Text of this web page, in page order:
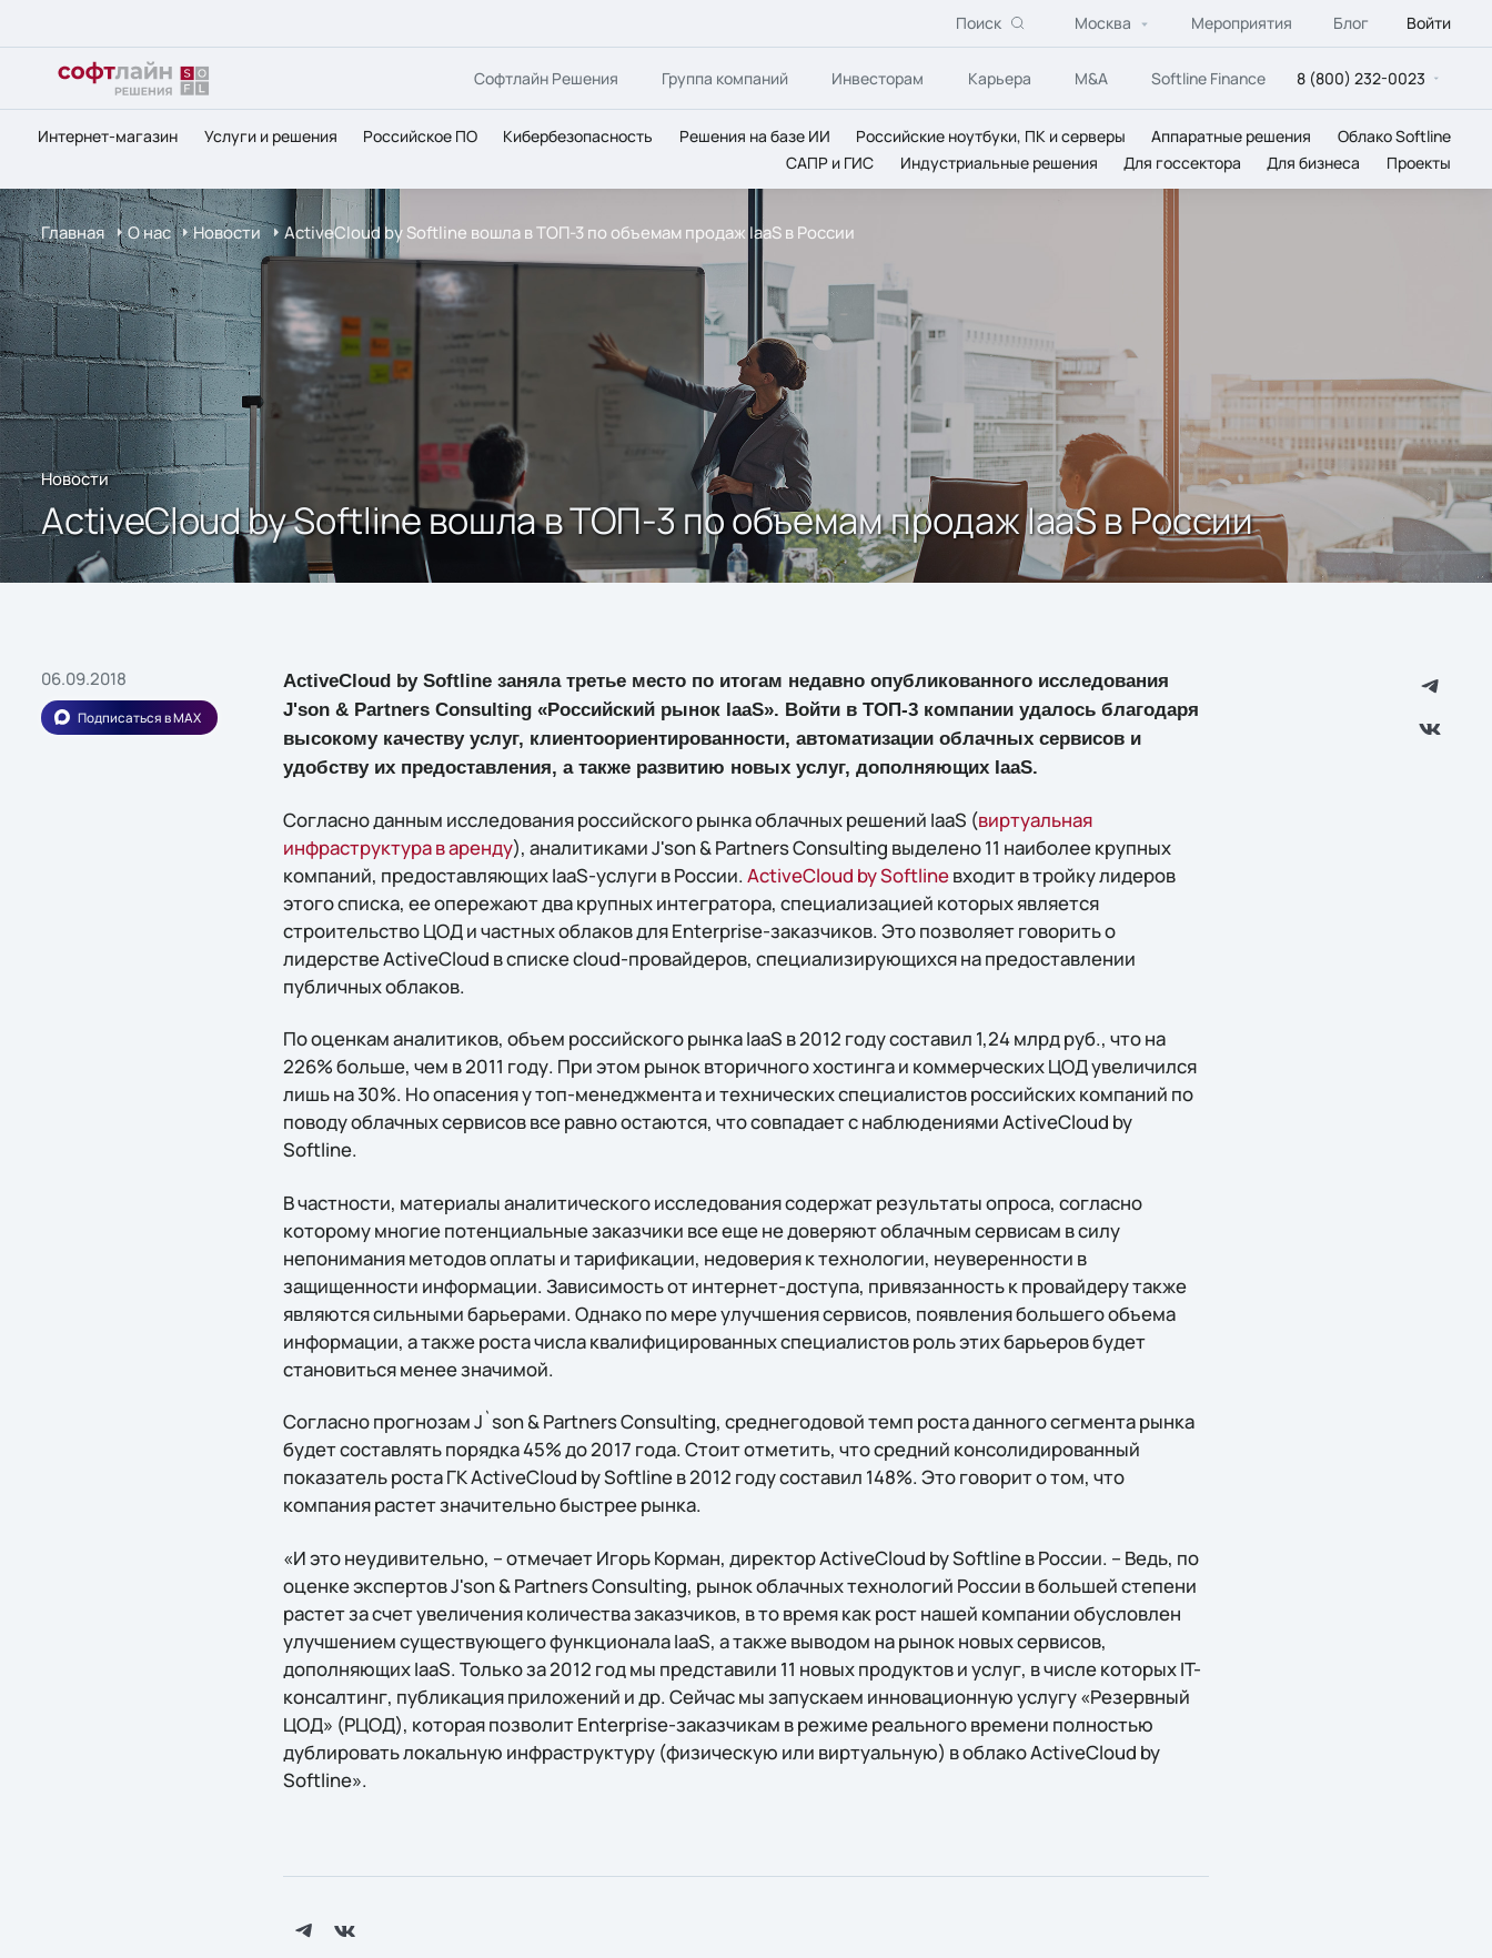
Поиск Москва Мероприятия Блог Войти
Софтлайн Решения Группа компаний Инвесторам Карьера M&A Softline Finance 8 (800) 232-0023
Интернет-магазин Услуги и решения Российское ПО Кибербезопасность Решения на базе ИИ Российские ноутбуки, ПК и серверы Аппаратные решения
Облако Softline
САПР и ГИС
Индустриальные решения Для госсектора Для бизнеса Проекты
Главная О нас Новости ActiveCloud by Softline вошла в ТОП-3 по объемам продаж IaaS в России
Новости
ActiveCloud by Softline вошла в ТОП-3 по объемам продаж IaaS в России
06.09.2018
Подписаться в MAX
ActiveCloud by Softline заняла третье место по итогам недавно опубликованного исследования
J'son & Partners Consulting «Российский рынок IaaS». Войти в ТОП-3 компании удалось благодаря
высокому качеству услуг, клиентоориентированности, автоматизации облачных сервисов и
удобству их предоставления, а также развитию новых услуг, дополняющих IaaS.
Согласно данным исследования российского рынка облачных решений IaaS (виртуальная
инфраструктура в аренду), аналитиками J'son & Partners Consulting выделено 11 наиболее крупных
компаний, предоставляющих IaaS-услуги в России. ActiveCloud by Softlineвходит в тройку лидеров
этого списка, ее опережают два крупных интегратора, специализацией которых является
строительство ЦОД и частных облаков для Enterprise-заказчиков. Это позволяет говорить о
лидерстве ActiveCloud в списке cloud-провайдеров, специализирующихся на предоставлении
публичных облаков.
По оценкам аналитиков, объем российского рынка IaaS в 2012 году составил 1,24 млрд руб., что на
226% больше, чем в 2011 году. При этом рынок вторичного хостинга и коммерческих ЦОД увеличился
лишь на 30%. Но опасения у топ-менеджмента и технических специалистов российских компаний по
поводу облачных сервисов все равно остаются, что совпадает с наблюдениями ActiveCloud by
Softline.
В частности, материалы аналитического исследования содержат результаты опроса, согласно
которому многие потенциальные заказчики все еще не доверяют облачным сервисам в силу
непонимания методов оплаты и тарификации, недоверия к технологии, неуверенности в
защищенности информации. Зависимость от интернет-доступа, привязанность к провайдеру также
являются сильными барьерами. Однако по мере улучшения сервисов, появления большего объема
информации, а также роста числа квалифицированных специалистов роль этих барьеров будет
становиться менее значимой.
Согласно прогнозам J`son & Partners Consulting, среднегодовой темп роста данного сегмента рынка
будет составлять порядка 45% до 2017 года. Стоит отметить, что средний консолидированный
показатель роста ГК ActiveCloud by Softline в 2012 году составил 148%. Это говорит о том, что
компания растет значительно быстрее рынка.
«И это неудивительно, – отмечает Игорь Корман, директор ActiveCloud by Softline в России. – Ведь, по
оценке экспертов J'son & Partners Consulting, рынок облачных технологий России в большей степени
растет за счет увеличения количества заказчиков, в то время как рост нашей компании обусловлен
улучшением существующего функционала IaaS, а также выводом на рынок новых сервисов,
дополняющих IaaS. Только за 2012 год мы представили 11 новых продуктов и услуг, в числе которых IT-
консалтинг, публикация приложений и др. Сейчас мы запускаем инновационную услугу «Резервный
ЦОД» (РЦОД), которая позволит Enterprise-заказчикам в режиме реального времени полностью
дублировать локальную инфраструктуру (физическую или виртуальную) в облако ActiveCloud by
Softline».